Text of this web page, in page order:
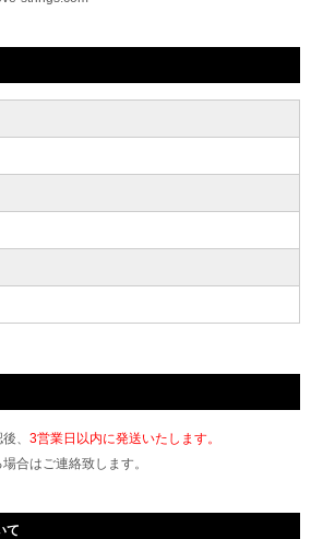
、 3営業日以内に発送いたします。
合はご連絡致します。
て